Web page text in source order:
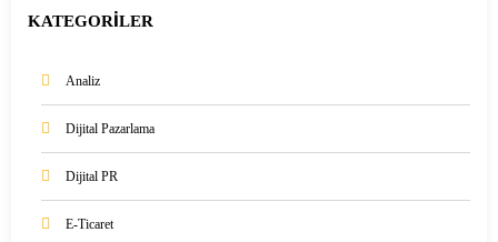
KATEGORİLER
Analiz
Dijital Pazarlama
Dijital PR
E-Ticaret